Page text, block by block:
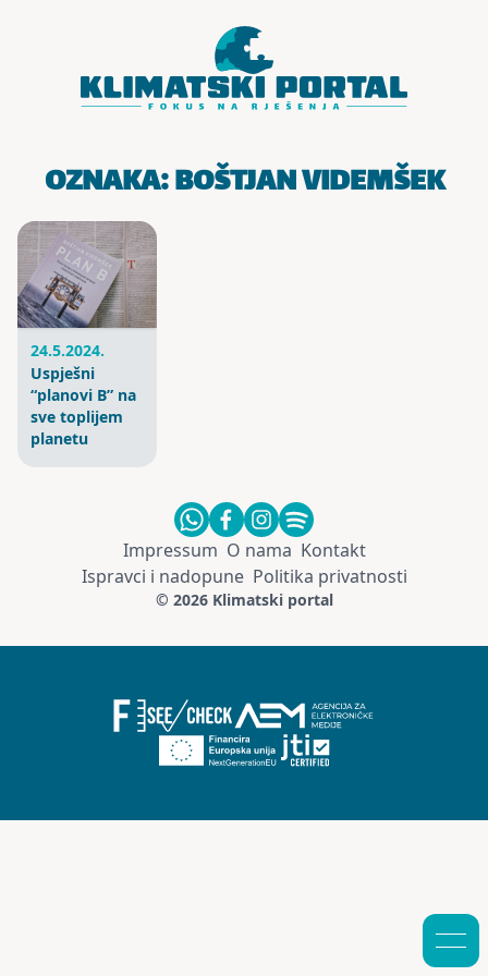
OZNAKA:BOŠTJAN VIDEMŠEK
24.5.2024.
Uspješni
“planovi B” na
sve toplijem
planetu
Impressum O nama Kontakt
Ispravci i nadopune Politika privatnosti
© 2026 Klimatski portal